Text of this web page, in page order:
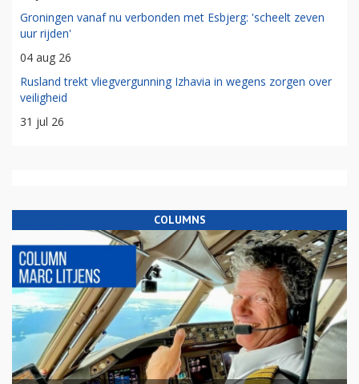
Groningen vanaf nu verbonden met Esbjerg: 'scheelt zeven
uur rijden'
04 aug 26
Rusland trekt vliegvergunning Izhavia in wegens zorgen over
veiligheid
31 jul 26
COLUMNS